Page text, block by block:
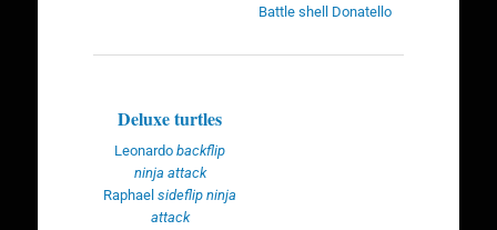
Battle shell Donatello
Deluxe turtles
Leonardobackflip
ninja attack
Raphaelsideflip ninja
attack